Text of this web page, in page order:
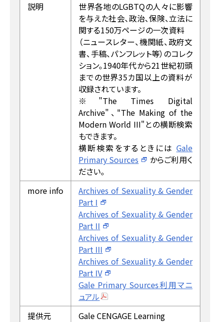
説明
世界各地のLGBTQの人々に影響
を与えた社会、政治、保険、立法に
関する150万ページの一次資料
（ニュースレター、機関紙、政府文
書、手稿、パンフレット等）のコレク
ション。1940年代から21世紀初頭
までの世界35カ国以上の資料が
収録されています。
※"The Times Digital
Archive"、"The Making of the
Modern World III"との横断検索
もできます。
横断検索をするときには Gale
Primary Sources
からご利用く
ださい。
more info
Archives of Sexuality & Gender
Part I
Archives of Sexuality & Gender
Part II
Archives of Sexuality & Gender
Part III
Archives of Sexuality & Gender
Part IV
Gale Primary Sources利用マニ
ュアル
提供元
Gale CENGAGE Learning